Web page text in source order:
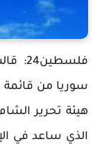
سوريا من قائمة
هيئة تحرير
الذي ساعد في